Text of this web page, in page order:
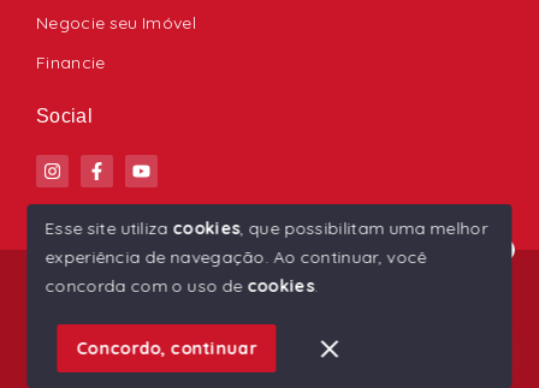
Olá! Estamos disponíveis para te ajudar.
Negocie seu Imóvel
Financie
Social
© Copyright 2026 - Ana Paula Imóveis - Todos os
SITE PARA IMOBILIARIA
Esse site utiliza cookies, que possibilitam uma melhor
experiência de navegação. Ao continuar, você
concorda com o uso de cookies.
Concordo, continuar